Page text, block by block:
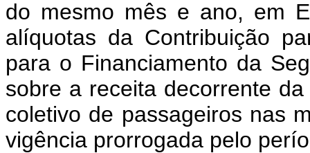
do mesmo mês e ano, em
alíquotas da Contribuição
para o Financiamento da
sobre a receita decorrente
coletivo de passageiros nas
vigência prorrogada pelo